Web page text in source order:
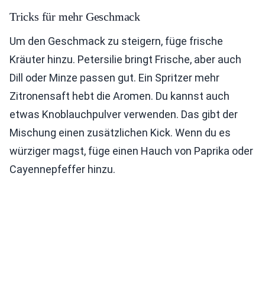
Tricks für mehr Geschmack
Um den Geschmack zu steigern, füge frische
Kräuter hinzu. Petersilie bringt Frische, aber auch
Dill oder Minze passen gut. Ein Spritzer mehr
Zitronensaft hebt die Aromen. Du kannst auch
etwas Knoblauchpulver verwenden. Das gibt der
Mischung einen zusätzlichen Kick. Wenn du es
würziger magst, füge einen Hauch von Paprika oder
Cayennepfeffer hinzu.